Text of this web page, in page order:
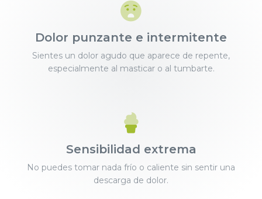
Dolor punzante e intermitente
Sientes un dolor agudo que aparece de repente,
especialmente al masticar o al tumbarte.
Sensibilidad extrema
No puedes tomar nada frío o caliente sin sentir una
descarga de dolor.